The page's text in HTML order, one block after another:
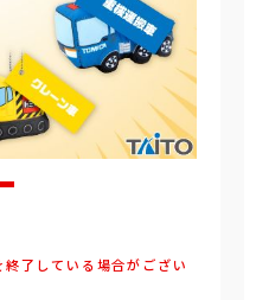
了している場合がござい